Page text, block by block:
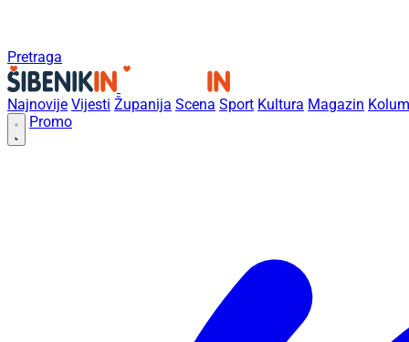
Pretraga
Najnovije Vijesti Županija Scena Sport Kultura Magazin
Promo